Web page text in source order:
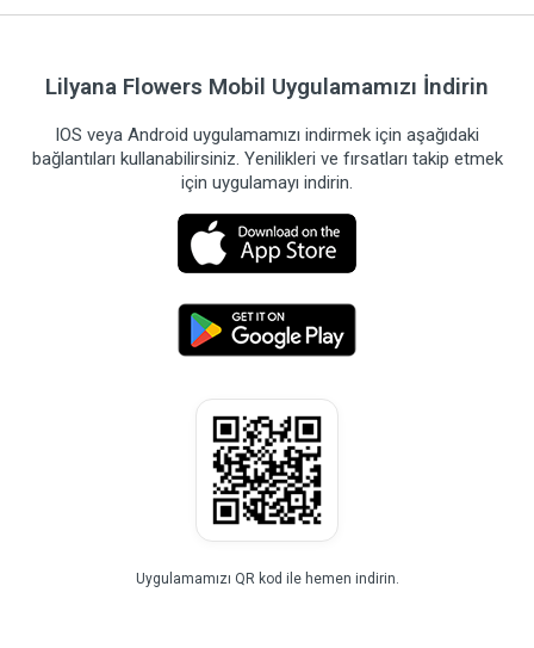
Lilyana Flowers Mobil Uygulamamızı İndirin
IOS veya Android uygulamamızı indirmek için aşağıdaki
bağlantıları kullanabilirsiniz. Yenilikleri ve fırsatları takip etmek
için uygulamayı indirin.
Uygulamamızı QR kod ile hemen indirin.